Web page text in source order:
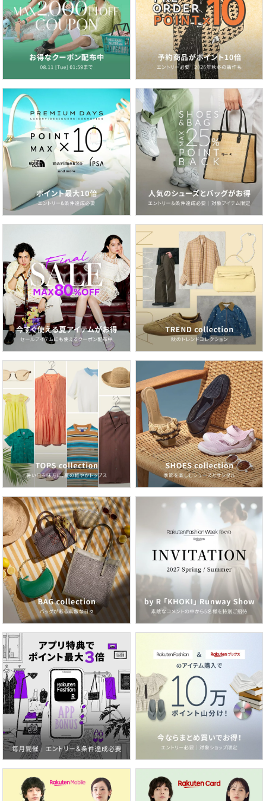
2026.07.03
梅雨から真夏まで大活躍！水陸両用パンツを日常に
2026.06.26
紫外線＆冷房対策にも！いま欲しいのは、サマーカーディガン